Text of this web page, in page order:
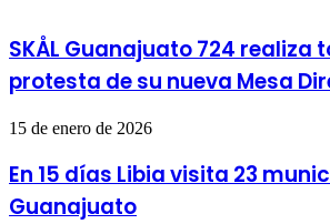
SKÅL Guanajuato 724 realiza
protesta de su nueva Mesa
15 de enero de 2026
En 15 días Libia visita 23
Guanajuato